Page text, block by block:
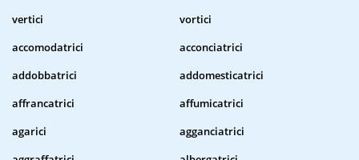
vertici
vortici
accomodatrici
acconciatrici
addobbatrici
addomesticatrici
affrancatrici
affumicatrici
agarici
agganciatrici